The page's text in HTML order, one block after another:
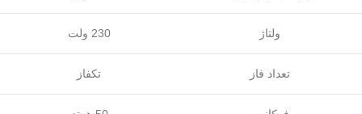
ولتاژ 230 ولت
تعداد فاز تکفاز